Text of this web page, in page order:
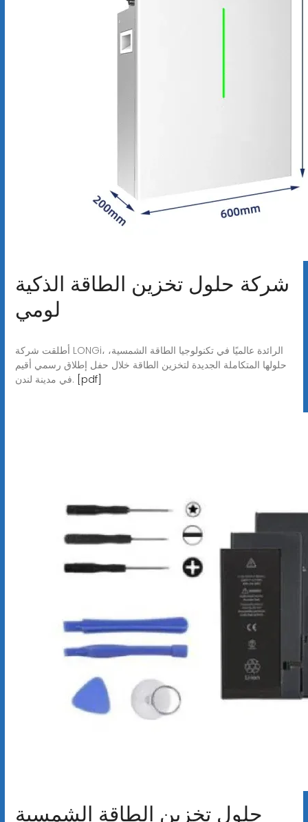
شركة حلول تخزين الطاقة الذكية
لومي
أطلقت شركة LONGi، الرائدة عالميًا في تكنولوجيا الطاقة الشمسية،
حلولها المتكاملة الجديدة لتخزين الطاقة خلال حفل إطلاق رسمي أقيم
في مدينة لندن. [pdf]
حلول تخزين الطاقة الشمسية